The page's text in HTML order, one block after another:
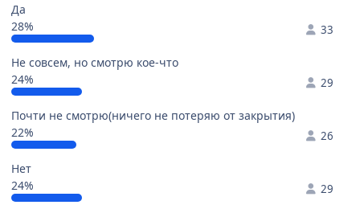
Да
28%
33
Не совсем, но смотрю кое-что
24%
29
Почти не смотрю(ничего не потеряю от закрытия)
22%
26
Нет
24%
29